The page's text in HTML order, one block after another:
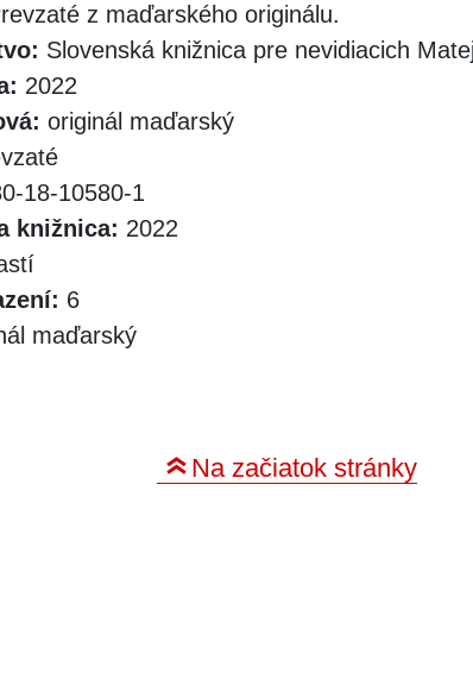
z maďarského originálu.
Slovenská knižnica pre nevidiacich
2022
originál maďarský
18-10580-1
knižnica: 2022
6
maďarský
Na začiatok stránky